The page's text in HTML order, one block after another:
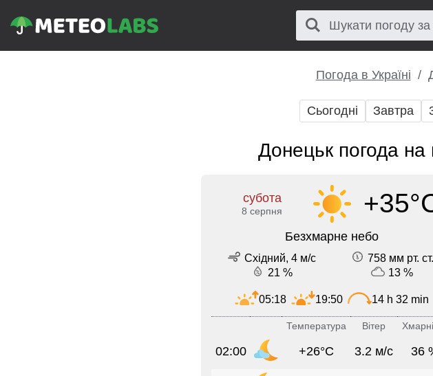
Погода в Україні
Сьогодні Завтра
Донецьк погода на
субота
8 серпня
Безхмарне небо
Східний, 4 м/с
758 мм рт. ст.
21 %
13 %
05:18 19:50 14 h 32 min
Температура Вітер
02:00 +26°C 3.2 м/с 36